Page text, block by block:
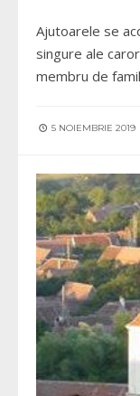
Ajutoarele se
singure ale
membru de
5 NOIEMBRIE 2019